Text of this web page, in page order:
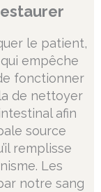
le patient,
empêche
fonctionner
de nettoyer
afin
source
remplisse
Les
notre sang